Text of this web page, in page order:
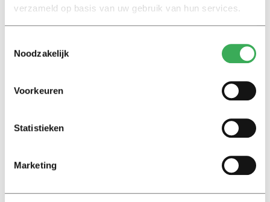
verzameld op basis van uw gebruik van hun services.
Noodzakelijk
Voorkeuren
Statistieken
Marketing
Nieuws
Tilburgse studenten wachten
‘Huur van studentenwoningen